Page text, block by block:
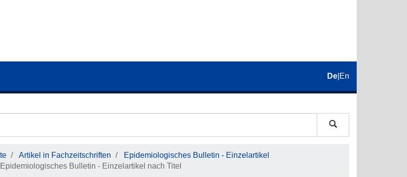
De En
Artikel in Fachzeitschriften
Epidemiologisches Bulletin - Einzelartikel
Bulletin - Einzelartikel nach Titel